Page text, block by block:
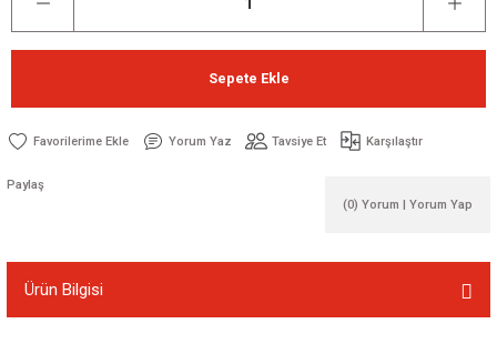
Sepete Ekle
Yorum Yaz Tavsiye Et Karşılaştır
Paylaş
(0) Yorum | Yorum Yap
Ürün Bilgisi